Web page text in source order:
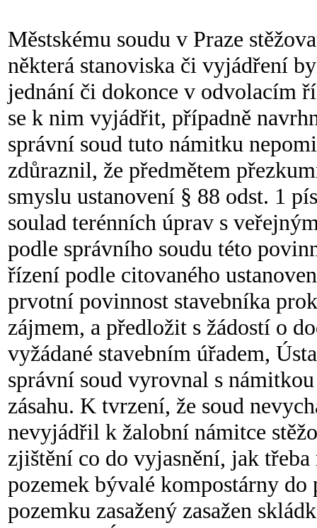
Městskému soudu v Praze
některá stanoviska či vyjádření
jednání či dokonce v odvolacím
se k nim vyjádřit, případně
správní soud tuto námitku
zdůraznil, že předmětem
smyslu ustanovení § 88 odst. 1
soulad terénních úprav s
podle správního soudu této
řízení podle citovaného
prvotní povinnost stavebníka
zájmem, a předložit s žádostí o
vyžádané stavebním úřadem,
správní soud vyrovnal s
zásahu. K tvrzení, že soud
nevyjádřil k žalobní námitce
zjištění co do vyjasnění, jak
pozemek bývalé kompostárny
pozemku zasažený zasažen